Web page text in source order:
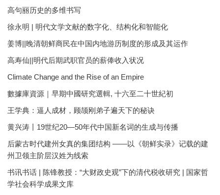
高句丽历史的多维书写
徐永明 | 明代文学文献的数字化、结构化和智能化
姜博||晚清朝鲜商民在中国内地游历制度的形成及其运作
高寿仙||明代后期武职官员的薪俸收入状况
Climate Change and the Rise of an Empire
數據庫資源｜早期中國研究選輯, 十六至二十世紀初
王学典：逼人成材，顾颉刚弟子遍天下的秘诀
黄兴涛丨19世纪20—50年代中国新名词的生成与传播
后蒙古时代建州女真的集团结构 ——以《朝鲜实录》记载的建
州卫领主阶层汉姓为线索
书讯书话 | 陈锋教授：“大财政史观”下的清代税收研究 | 国家哲
学社会科学成果文库